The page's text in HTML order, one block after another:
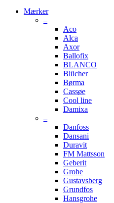
Mærker
–
Aco
Alca
Axor
Ballofix
BLANCO
Blücher
Børma
Cassøe
Cool line
Damixa
–
Danfoss
Dansani
Duravit
FM Mattsson
Geberit
Grohe
Gustavsberg
Grundfos
Hansgrohe